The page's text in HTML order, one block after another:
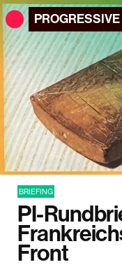
PROGRESSIVE
BRIEFING
PI-
Front